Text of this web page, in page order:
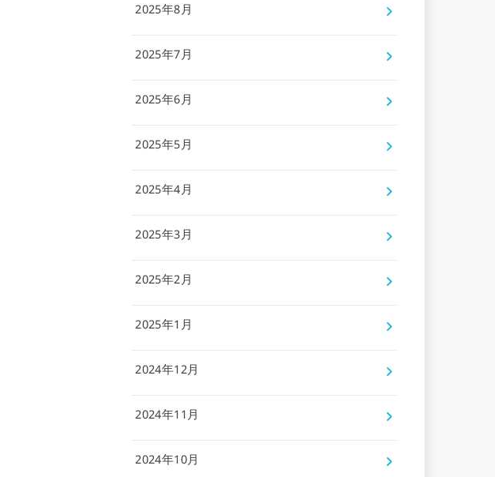
2025年8月
2025年7月
2025年6月
2025年5月
2025年4月
2025年3月
2025年2月
2025年1月
2024年12月
2024年11月
2024年10月